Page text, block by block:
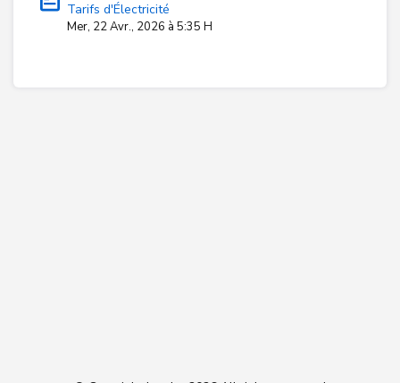
Tarifs d'Électricité
Mer, 22 Avr., 2026 à 5:35 H